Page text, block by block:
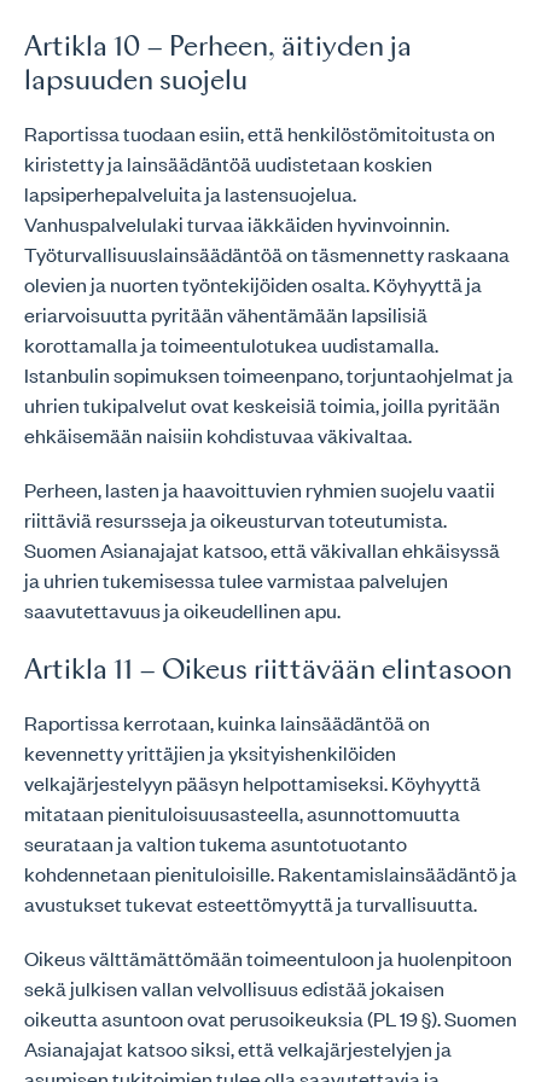
Artikla 10 – Perheen, äitiyden ja
lapsuuden suojelu
Raportissa tuodaan esiin, että henkilöstömitoitusta on
kiristetty ja lainsäädäntöä uudistetaan koskien
lapsiperhepalveluita ja lastensuojelua.
Vanhuspalvelulaki turvaa iäkkäiden hyvinvoinnin.
Työturvallisuuslainsäädäntöä on täsmennetty raskaana
olevien ja nuorten työntekijöiden osalta. Köyhyyttä ja
eriarvoisuutta pyritään vähentämään lapsilisiä
korottamalla ja toimeentulotukea uudistamalla.
Istanbulin sopimuksen toimeenpano, torjuntaohjelmat ja
uhrien tukipalvelut ovat keskeisiä toimia, joilla pyritään
ehkäisemään naisiin kohdistuvaa väkivaltaa.
Perheen, lasten ja haavoittuvien ryhmien suojelu vaatii
riittäviä resursseja ja oikeusturvan toteutumista.
Suomen Asianajajat katsoo, että väkivallan ehkäisyssä
ja uhrien tukemisessa tulee varmistaa palvelujen
saavutettavuus ja oikeudellinen apu.
Artikla 11 – Oikeus riittävään elintasoon
Raportissa kerrotaan, kuinka lainsäädäntöä on
kevennetty yrittäjien ja yksityishenkilöiden
velkajärjestelyyn pääsyn helpottamiseksi. Köyhyyttä
mitataan pienituloisuusasteella, asunnottomuutta
seurataan ja valtion tukema asuntotuotanto
kohdennetaan pienituloisille. Rakentamislainsäädäntö ja
avustukset tukevat esteettömyyttä ja turvallisuutta.
Oikeus välttämättömään toimeentuloon ja huolenpitoon
sekä julkisen vallan velvollisuus edistää jokaisen
oikeutta asuntoon ovat perusoikeuksia (PL 19 §). Suomen
Asianajajat katsoo siksi, että velkajärjestelyjen ja